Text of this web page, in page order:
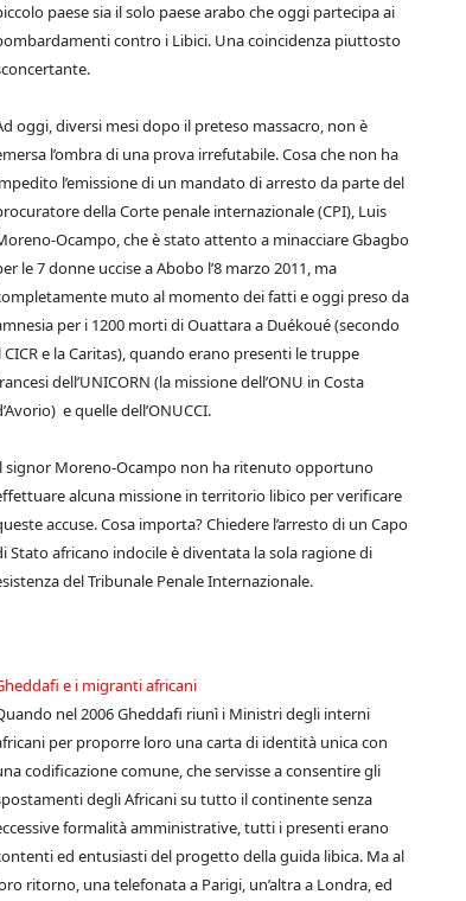
paese sia il solo paese arabo che oggi partecipa ai
contro i Libici. Una coincidenza piuttosto
oggi, diversi mesi dopo il preteso massacro, non è
l’ombra di una prova irrefutabile. Cosa che non ha
l’emissione di un mandato di arresto da parte del
della Corte penale internazionale (CPI), Luis
Ocampo, che è stato attento a minacciare Gbagbo
le 7 donne uccise a Abobo l’8 marzo 2011, ma
muto al momento dei fatti e oggi preso da
per i 1200 morti di Ouattara a Duékoué (secondo
CICR e la Caritas), quando erano presenti le truppe
dell’UNICORN (la missione dell’ONU in Costa
e quelle dell’ONUCCI.
signor Moreno-Ocampo non ha ritenuto opportuno
alcuna missione in territorio libico per verificare
accuse. Cosa importa? Chiedere l’arresto di un Capo
Stato africano indocile è diventata la sola ragione di
del Tribunale Penale Internazionale.
e i migranti africani
nel 2006 Gheddafi riunì i Ministri degli interni
per proporre loro una carta di identità unica con
codificazione comune, che servisse a consentire gli
degli Africani su tutto il continente senza
formalità amministrative, tutti i presenti erano
ed entusiasti del progetto della guida libica. Ma al
ritorno, una telefonata a Parigi, un’altra a Londra, ed